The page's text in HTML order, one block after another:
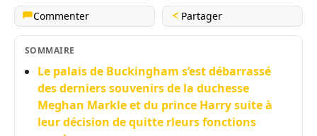
Commenter
Partager
SOMMAIRE
Le palais de Buckingham s’est débarrassé
des derniers souvenirs de la duchesse
Meghan Markle et du prince Harry suite à
leur décision de quitte rleurs fonctions